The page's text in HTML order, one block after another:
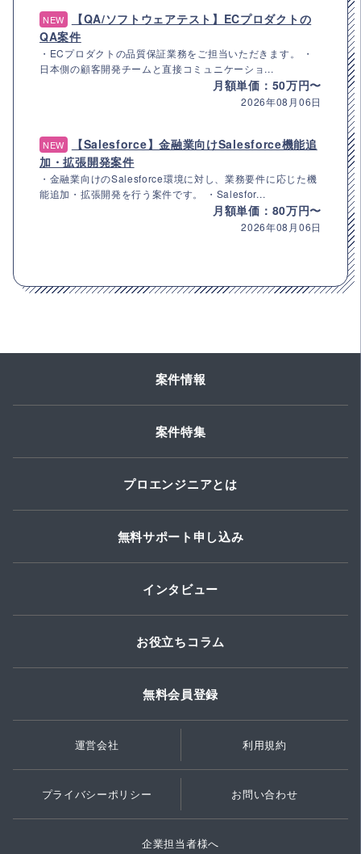
NEW
【QA/ソフトウェアテスト】ECプロダクトの
QA案件
・ECプロダクトの品質保証業務をご担当いただきます。 ・
日本側の顧客開発チームと直接コミュニケーショ...
月額単価：50万円〜
2026年08月06日
NEW
【Salesforce】金融業向けSalesforce機能追
加・拡張開発案件
・金融業向けのSalesforce環境に対し、業務要件に応じた機
能追加・拡張開発を行う案件です。 ・Salesfor...
月額単価：80万円〜
2026年08月06日
案件情報
案件特集
プロエンジニアとは
無料サポート申し込み
インタビュー
お役立ちコラム
無料会員登録
運営会社 利用規約
プライバシーポリシー お問い合わせ
企業担当者様へ